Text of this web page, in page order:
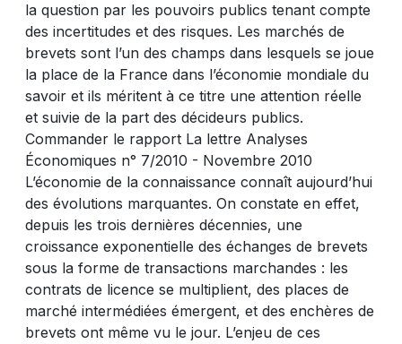
la question par les pouvoirs publics tenant compte
des incertitudes et des risques. Les marchés de
brevets sont l’un des champs dans lesquels se joue
la place de la France dans l’économie mondiale du
savoir et ils méritent à ce titre une attention réelle
et suivie de la part des décideurs publics.
Commander le rapport La lettre Analyses
Économiques n° 7/2010 - Novembre 2010
L’économie de la connaissance connaît aujourd’hui
des évolutions marquantes. On constate en effet,
depuis les trois dernières décennies, une
croissance exponentielle des échanges de brevets
sous la forme de transactions marchandes : les
contrats de licence se multiplient, des places de
marché intermédiées émergent, et des enchères de
brevets ont même vu le jour. L’enjeu de ces